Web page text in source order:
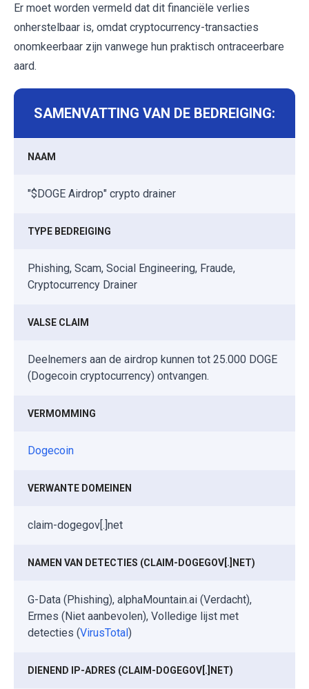
Er moet worden vermeld dat dit financiële verlies
onherstelbaar is, omdat cryptocurrency-transacties
onomkeerbaar zijn vanwege hun praktisch ontraceerbare
aard.
SAMENVATTING VAN DE BEDREIGING:
NAAM
"$DOGE Airdrop" crypto drainer
TYPE BEDREIGING
Phishing, Scam, Social Engineering, Fraude,
Cryptocurrency Drainer
VALSE CLAIM
Deelnemers aan de airdrop kunnen tot 25.000 DOGE
(Dogecoin cryptocurrency) ontvangen.
VERMOMMING
Dogecoin
VERWANTE DOMEINEN
claim-dogegov[.]net
NAMEN VAN DETECTIES (CLAIM-DOGEGOV[.]NET)
G-Data (Phishing), alphaMountain.ai (Verdacht),
Ermes (Niet aanbevolen), Volledige lijst met
detecties (VirusTotal)
DIENEND IP-ADRES (CLAIM-DOGEGOV[.]NET)